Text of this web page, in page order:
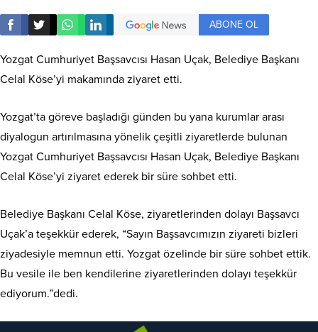
ABONE OL
Yozgat Cumhuriyet Başsavcısı Hasan Uçak, Belediye Başkanı
Celal Köse’yi makamında ziyaret etti.
Yozgat’ta göreve başladığı günden bu yana kurumlar arası
diyalogun artırılmasına yönelik çeşitli ziyaretlerde bulunan
Yozgat Cumhuriyet Başsavcısı Hasan Uçak, Belediye Başkanı
Celal Köse’yi ziyaret ederek bir süre sohbet etti.
Belediye Başkanı Celal Köse, ziyaretlerinden dolayı Başsavcı
Uçak’a teşekkür ederek, “Sayın Başsavcımızın ziyareti bizleri
ziyadesiyle memnun etti. Yozgat özelinde bir süre sohbet ettik.
Bu vesile ile ben kendilerine ziyaretlerinden dolayı teşekkür
ediyorum.”dedi.